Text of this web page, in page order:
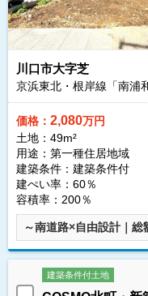
川口市大字芝
京浜東北・根岸線「南浦
価格： 2,080万円
土地：49m²
用途：第一種住居地域
建築条件： 建築条件付
建ぺい率：60％
容積率：200％
～南道路×自由設計｜総
建築条件付土地